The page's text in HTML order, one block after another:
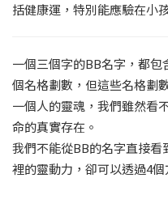
括健康運，特別能應驗在小
一個三個字的BB名字，都
個名格劃數，但這些名格劃
一個人的靈魂，我們雖然看
命的真實存在。
我們不能從BB的名字直接
裡的靈動力，卻可以透過4個